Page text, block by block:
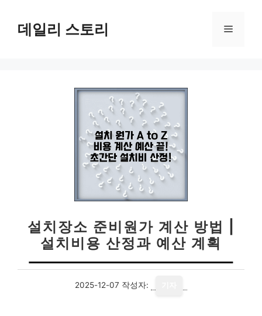
데일리 스토리 메
설치장소 준비원가 계산 방법 |
설치비용 산정과 예산 계획
2025-12-07 작성자: